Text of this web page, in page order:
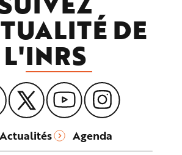
DE
L'INRS
Actualités Agenda